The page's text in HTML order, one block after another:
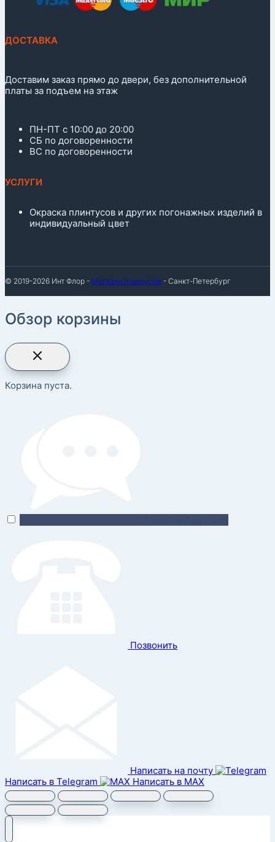
ДОСТАВКА
Доставим заказ прямо до двери, без дополнительной
платы за подъем на этаж
ПН-ПТ с 10:00 до 20:00
СБ по договоренности
ВС по договоренности
УСЛУГИ
Окраска плинтусов и других погонажных изделий в
индивидуальный цвет
© 2019-2026 Инт Флор - Магазин плинтусов - Санкт-Петербург
Обзор корзины
Корзина пуста.
Позвонить
Написать на почту
Написать в Telegram
Написать в MAX